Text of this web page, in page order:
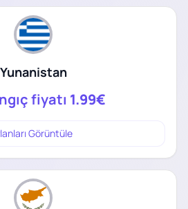
Yunanistan
fiyatı 1.99€
Görüntüle